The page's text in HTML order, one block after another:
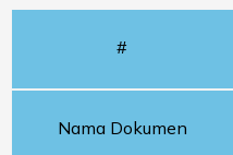
#
Nama Dokumen